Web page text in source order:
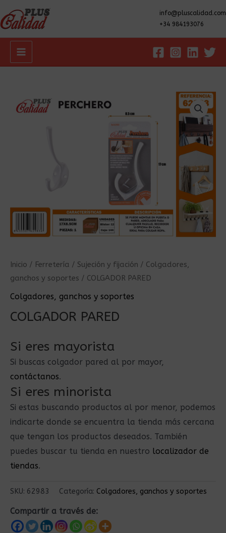
info@pluscalidad.com
+34 984193076
Main
Inicio / Ferretería / Sujeción y fijación / Colgadores,
ganchos y soportes / COLGADOR PARED
Colgadores, ganchos y soportes
COLGADOR PARED
Si eres mayorista
Si buscas colgador pared al por mayor,
contáctanos.
Si eres minorista
Si estas buscando productos al por menor, podemos
indicarte donde se encuentra la tienda más cercana
que tengan los productos deseados. También
puedes buscar tu tienda en nuestro localizador de
tiendas.
SKU: 62983 Categoría: Colgadores, ganchos y soportes
Compartir a través de: